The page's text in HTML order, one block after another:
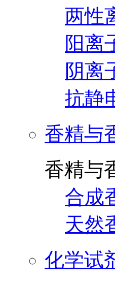
两性
阳离
阴离
抗静
香精与
香精与
合成
天然
化学试